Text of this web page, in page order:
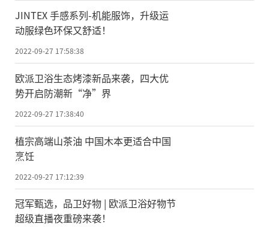
JINTEX 手感系列-机能服饰，升级运
动服绿色环保又舒适！
2022-09-27 17:58:38
欧派卫浴生态烤漆新品来袭，四大优
势开启防潮新“净”界
2022-09-27 17:38:40
植宗高端山茶油 中国木本更适合中国
烹饪
2022-09-27 17:12:39
冠军甄选，品卫好物 | 欧派卫浴好物节
超级直播夜重磅来袭！